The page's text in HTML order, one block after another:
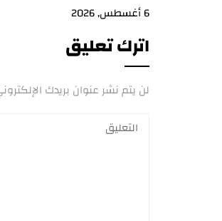
6 أغسطس, 2026
اترك تعليق
لن يتم نشر عنوان بريدك